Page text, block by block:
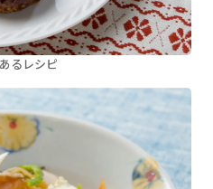
るレシピ